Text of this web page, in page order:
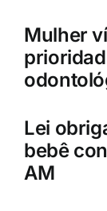
Mulher
Lei
bebê
AM